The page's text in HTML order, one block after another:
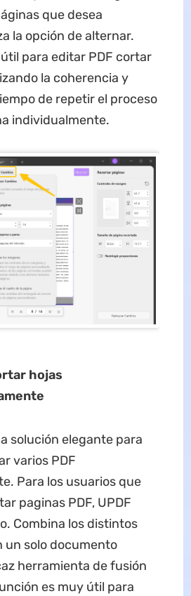
que desea
la opción de alternar.
para editar PDF cortar
la coherencia y
de repetir el proceso
individualmente.
hojas
solución elegante para
varios PDF
Para los usuarios que
paginas PDF, UPDF
Combina los distintos
un solo documento
herramienta de fusión
es muy útil para